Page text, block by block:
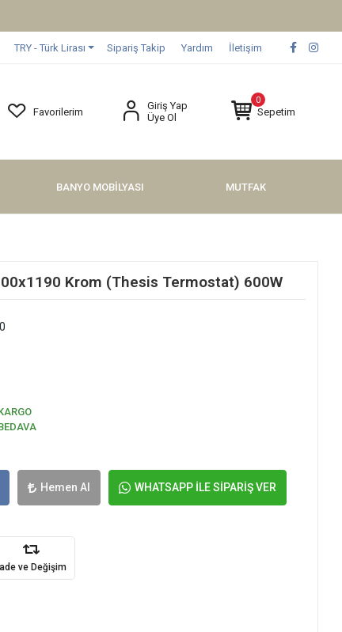
TRY - Türk Lirası Sipariş Takip Yardım İletişim
Favorilerim
Giriş Yap
Üye Ol
0
Sepetim
BANYO MOBİLYASI MUTFAK
Krom (Thesis Termostat) 600W
Hemen Al WHATSAPP İLE SİPARİŞ VER
ve Değişim